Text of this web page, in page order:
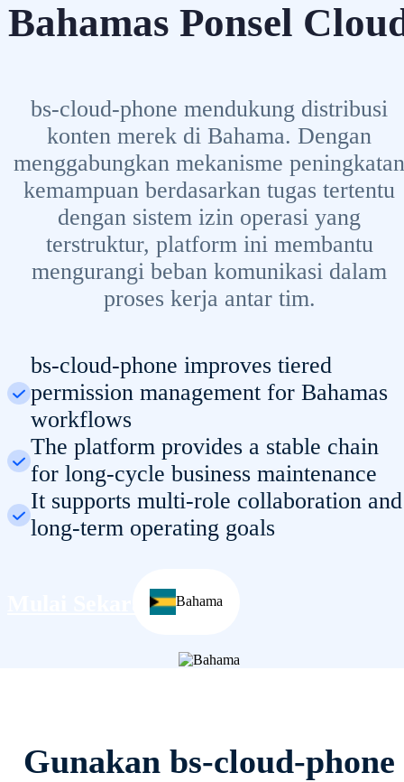
Bahamas Ponsel
bs-cloud-phone mendukung distribusi
konten merek di Bahama. Dengan
menggabungkan mekanisme peningkatan
kemampuan berdasarkan tugas tertentu
dengan sistem izin operasi yang
terstruktur, platform ini membantu
mengurangi beban komunikasi dalam
proses kerja antar tim.
bs-cloud-phone improves tiered
permission management for Bahamas
workflows
The platform provides a stable chain
for long-cycle business maintenance
It supports multi-role collaboration and
long-term operating goals
Mulai SekarangBahama
Gunakan bs-cloud-phone